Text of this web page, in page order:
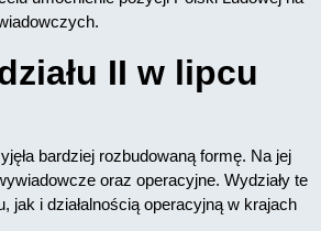
II w lipcu
bardziej rozbudowaną formę. Na jej
oraz operacyjne. Wydziały te
jak i działalnością operacyjną w krajach